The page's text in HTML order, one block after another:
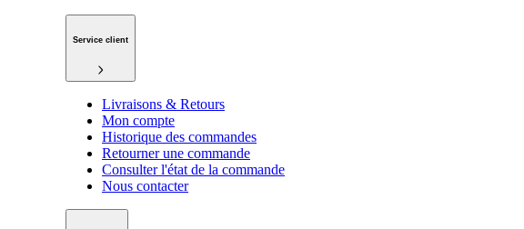
Service client
Livraisons & Retours
Mon compte
Historique des commandes
Retourner une commande
Consulter l'état de la commande
Nous contacter